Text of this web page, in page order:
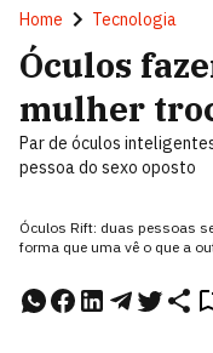
Home Tecnologia
Óculos
mulher
Par de óculos
pessoa do sexo oposto
Óculos Rift: duas pessoas
forma que uma vê o que a